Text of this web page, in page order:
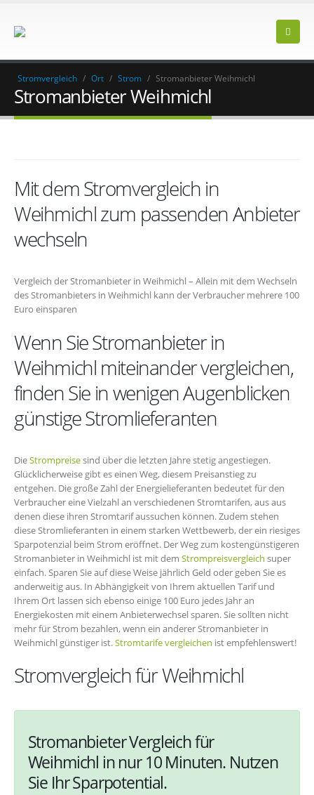
Stromvergleich / Ort / Strom / Stromanbieter Weihmichl
Stromanbieter Weihmichl
Mit dem Stromvergleich in
Weihmichl zum passenden Anbieter
wechseln
Vergleich der Stromanbieter in Weihmichl – Allein mit dem Wechseln
des Stromanbieters in Weihmichl kann der Verbraucher mehrere 100
Euro einsparen
Wenn Sie Stromanbieter in
Weihmichl miteinander vergleichen,
finden Sie in wenigen Augenblicken
günstige Stromlieferanten
DieStrompreisesind über die letzten Jahre stetig angestiegen.
Glücklicherweise gibt es einen Weg, diesem Preisanstieg zu
entgehen. Die große Zahl der Energielieferanten bedeutet für den
Verbraucher eine Vielzahl an verschiedenen Stromtarifen, aus aus
denen diese ihren Stromtarif aussuchen können. Zudem stehen
diese Stromlieferanten in einem starken Wettbewerb, der ein riesiges
Sparpotenzial beim Strom eröffnet. Der Weg zum kostengünstigeren
Stromanbieter in Weihmichl ist mit dem Strompreisvergleich super
einfach. Sparen Sie auf diese Weise jährlich Geld oder geben Sie es
anderweitig aus. In Abhängigkeit von Ihrem aktuellen Tarif und
Ihrem Ort lassen sich ebenso einige 100 Euro jedes Jahr an
Energiekosten mit einem Anbieterwechsel sparen. Sie sollten nicht
mehr für Strom bezahlen, wenn ein anderer Stromanbieter in
Weihmichl günstiger ist.Stromtarife vergleichen ist empfehlenswert!
Stromvergleich für Weihmichl
Stromanbieter Vergleich für
Weihmichl in nur 10 Minuten. Nutzen
Sie Ihr Sparpotential.